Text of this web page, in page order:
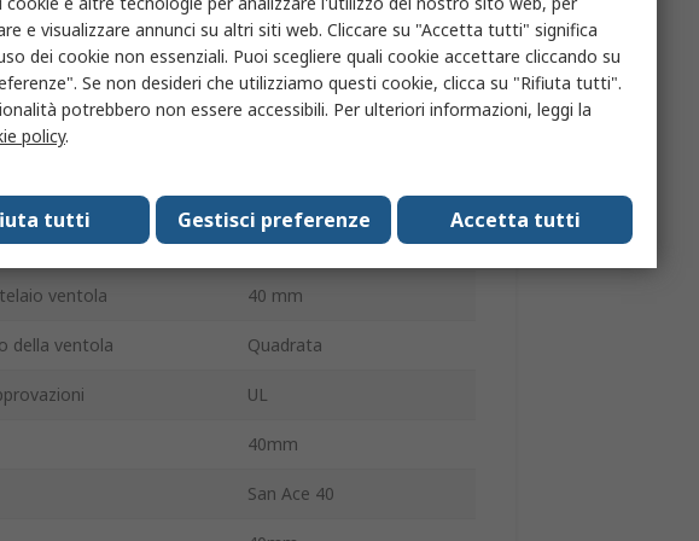
21dBA
5000giri/min
curva
10mm
Sfera
ventola 40 mm
della ventola Quadrata
UL
40mm
San Ace 40
e visualizzare annunci su altri siti web. Cliccare su "Accetta tutti" significa
dei cookie non essenziali. Puoi scegliere quali cookie accettare cliccando su
Se non desideri che utilizziamo questi cookie, clicca su "Rifiuta tutti".
potrebbero non essere accessibili. Per ulteriori informazioni, leggi la
policy.
Accetta tutti
Gestisci preferenze
tutti